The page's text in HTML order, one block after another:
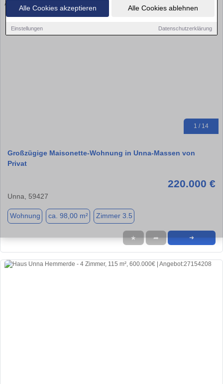
Alle Cookies akzeptieren Alle Cookies ablehnen
Einstellungen Datenschutzerklärung
1 / 14
Großzügige Maisonette-Wohnung in Unna-Massen von
Privat
220.000 €
Unna, 59427
Wohnung ca. 98,00 m² Zimmer 3.5
★ ➦ ➜